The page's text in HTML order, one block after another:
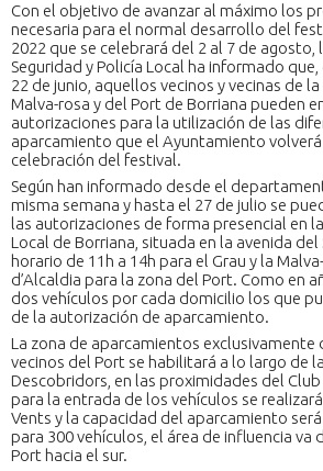
Con el objetivo de avanzar al máximo los
necesaria para el normal desarrollo del
2022 que se celebrará del 2 al 7 de agosto,
Seguridad y Policía Local ha informado
22 de junio, aquellos vecinos y vecinas de
Malva-rosa y del Port de Borriana pueden
autorizaciones para la utilización de las
aparcamiento que el Ayuntamiento
celebración del festival.
Según han informado desde el
misma semana y hasta el 27 de julio se
las autorizaciones de forma presencial en
Local de Borriana, situada en la avenida del
horario de 11h a 14h para el Grau y la
d’Alcaldia para la zona del Port. Como en
dos vehículos por cada domicilio los que
de la autorización de aparcamiento.
La zona de aparcamientos exclusivamente
vecinos del Port se habilitará a lo largo de
Descobridors, en las proximidades del Club
para la entrada de los vehículos se
Vents y la capacidad del aparcamiento
para 300 vehículos, el área de influencia va
Port hacia el sur.